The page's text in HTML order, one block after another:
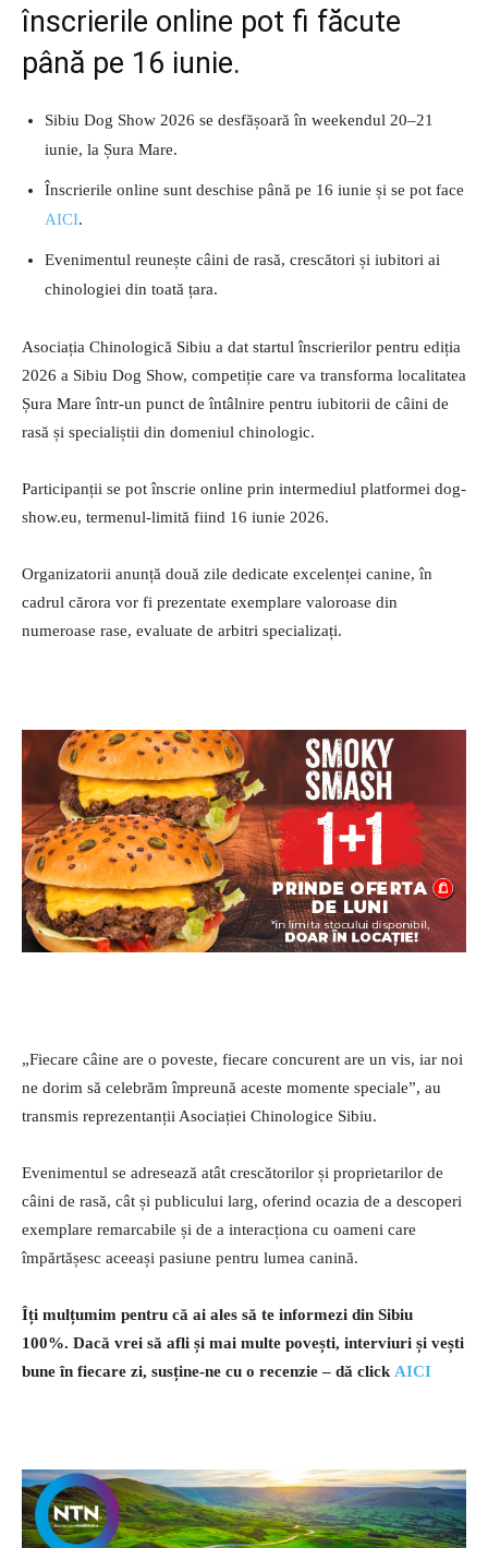
înscrierile online pot fi făcute
până pe 16 iunie.
Sibiu Dog Show 2026 se desfășoară în weekendul 20–21
iunie, la Șura Mare.
Înscrierile online sunt deschise până pe 16 iunie și se pot face
AICI.
Evenimentul reunește câini de rasă, crescători și iubitori ai
chinologiei din toată țara.
Asociația Chinologică Sibiu a dat startul înscrierilor pentru ediția
2026 a Sibiu Dog Show, competiție care va transforma localitatea
Șura Mare într-un punct de întâlnire pentru iubitorii de câini de
rasă și specialiștii din domeniul chinologic.
Participanții se pot înscrie online prin intermediul platformei dog-
show.eu, termenul-limită fiind 16 iunie 2026.
Organizatorii anunță două zile dedicate excelenței canine, în
cadrul cărora vor fi prezentate exemplare valoroase din
numeroase rase, evaluate de arbitri specializați.
„Fiecare câine are o poveste, fiecare concurent are un vis, iar noi
ne dorim să celebrăm împreună aceste momente speciale”, au
transmis reprezentanții Asociației Chinologice Sibiu.
Evenimentul se adresează atât crescătorilor și proprietarilor de
câini de rasă, cât și publicului larg, oferind ocazia de a descoperi
exemplare remarcabile și de a interacționa cu oameni care
împărtășesc aceeași pasiune pentru lumea canină.
Îți mulțumim pentru că ai ales să te informezi din Sibiu
100%. Dacă vrei să afli și mai multe povești, interviuri și vești
bune în fiecare zi, susține-ne cu o recenzie – dă click AICI